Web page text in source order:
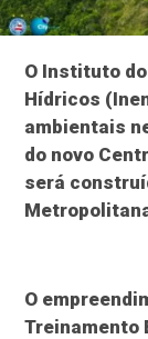
O Instituto
Hídricos
ambientais
do novo
será
O
Treinamento